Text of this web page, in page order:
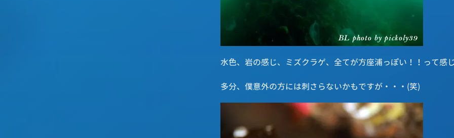
水色、岩の感じ、ミズクラゲ、全てが方座浦っぽい！！って感
多分、僕意外の方には刺さらないかもですが・・・(笑)